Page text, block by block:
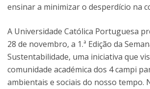
ensinar a minimizar o desperdício na
A Universidade Católica Portuguesa
28 de novembro, a 1.ª Edição da
Sustentabilidade, uma iniciativa que
comunidade académica dos 4 campi
ambientais e sociais do nosso tempo.